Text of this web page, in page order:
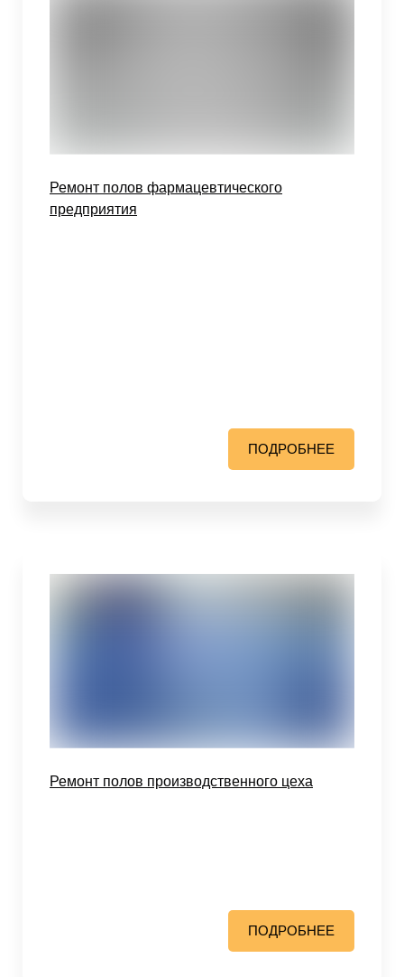
Ремонт полов фармацевтического
предприятия
ПОДРОБНЕЕ
Ремонт полов производственного цеха
ПОДРОБНЕЕ